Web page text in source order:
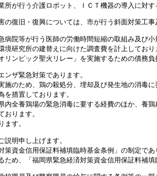
が行う介護ロボット、ＩＣＴ機器の導入に対す
復旧・復興については、市が行う斜面対策工
院等が行う医師の労働時間短縮の取組み及び
研究所の建替えに向けた調査費を計上しており
ンピック聖火リレー」を実施するための債務負
ザ緊急対策であります。
のため、鶏の殺処分、埋却及び発生地の消毒
を措置しております。
全養鶏場の緊急消毒に要する経費のほか、養
おります。
す。
明申し上げます。
資金信用保証料補填臨時基金条例」の制定で
ため、「福岡県緊急経済対策資金信用保証料補